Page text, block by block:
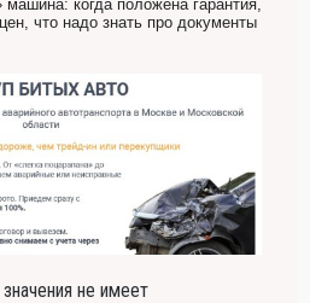
когда положена гарантия,
что надо знать про документы
не имеет